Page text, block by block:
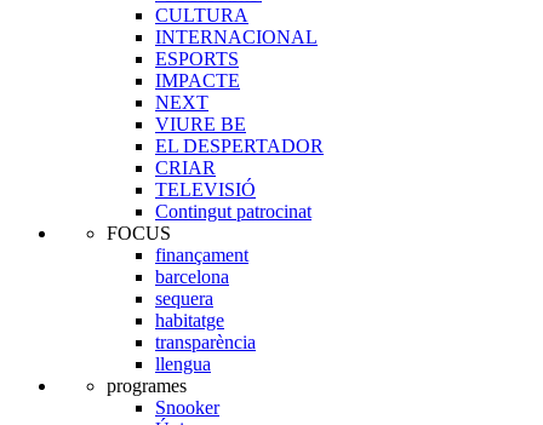
CULTURA
INTERNACIONAL
ESPORTS
IMPACTE
NEXT
VIURE BE
EL DESPERTADOR
CRIAR
TELEVISIÓ
Contingut patrocinat
FOCUS
finançament
barcelona
sequera
habitatge
transparència
llengua
programes
Snooker